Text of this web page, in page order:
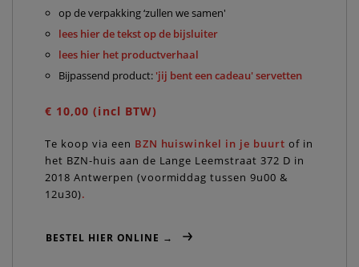
op de verpakking ‘zullen we samen'
lees hier de tekst op de bijsluiter
lees hier het productverhaal
Bijpassend product: 'jij bent een cadeau' servetten
€ 10,00 (incl BTW)
Te koop via een BZN huiswinkel in je buurt of in
het BZN-huis aan de Lange Leemstraat 372 D in
2018 Antwerpen (voormiddag tussen 9u00 &
12u30).
BESTEL HIER ONLINE →